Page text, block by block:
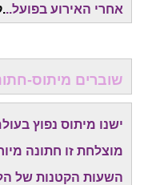
אחרי האירוע בפועל...
שוברים מיתוס-
ישנו מיתוס נפוץ
מוצלחת זו חתונה
השעות הקטנות של